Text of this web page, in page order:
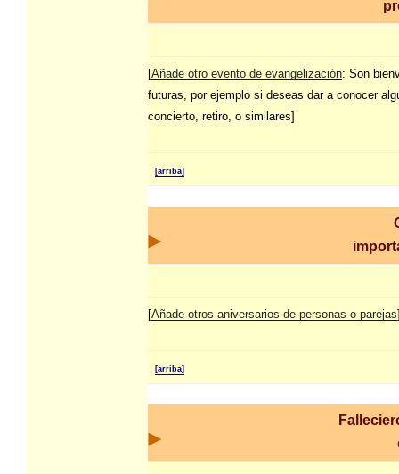
[Añade otro evento de evangelización: Son
futuras, por ejemplo si deseas dar a conocer
concierto, retiro, o similares]
[arriba]
[Añade otros aniversarios de personas o parejas
[arriba]